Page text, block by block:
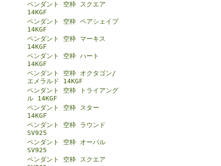
ペンダント 空枠 スクエア
14KGF
ペンダント 空枠 ペアシェイプ
14KGF
ペンダント 空枠 マーキス
14KGF
ペンダント 空枠 ハート
14KGF
ペンダント 空枠 オクタゴン/
エメラルド 14KGF
ペンダント 空枠 トライアング
ル 14KGF
ペンダント 空枠 スター
14KGF
ペンダント 空枠 ラウンド
SV925
ペンダント 空枠 オーバル
SV925
ペンダント 空枠 スクエア